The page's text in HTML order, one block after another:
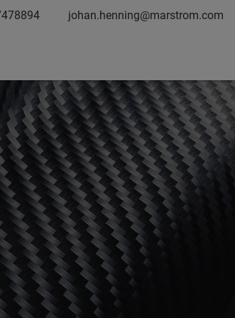
johan.henning@marstrom.com